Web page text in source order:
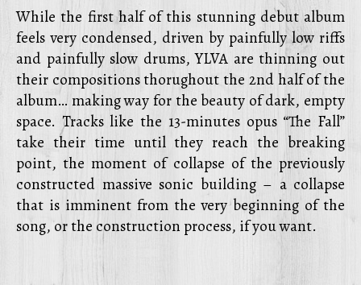
While the first half of this stunning debut album
feels very condensed, driven by painfully low riffs
and painfully slow drums, YLVA are thinning out
their compositions thorughout the 2nd half of the
album… making way for the beauty of dark, empty
space. Tracks like the 13-minutes opus “The Fall”
take their time until they reach the breaking
point, the moment of collapse of the previously
constructed massive sonic building – a collapse
that is imminent from the very beginning of the
song, or the construction process, if you want.